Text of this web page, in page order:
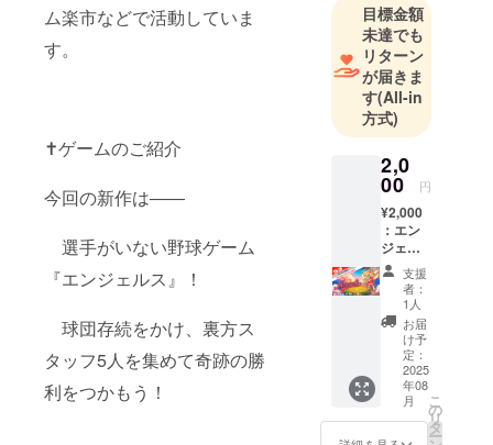
ム楽市などで活動していま
す。
✝️ゲームのご紹介
今回の新作は――
選手がいない野球ゲーム
『エンジェルス』！
球団存続をかけ、裏方ス
タッフ5人を集めて奇跡の勝
利をつかもう！
目標金額
未達でも
リターン
が届きま
す(All-in
方式)
2,0
00 円
¥2,000
：エン
ジェル
スコー
ス 『エ
ンジェ
ルス』
ゲーム1
箱 サイ
ズ ：
54×86
クレ
ジット
カード
支援
者：
1人
お届
け予
定：
2025
年08
月
こ
の
リ
タ
ー